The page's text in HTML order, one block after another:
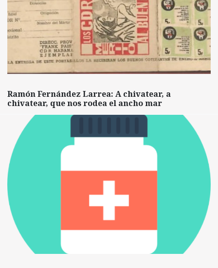
Ramón Fernández Larrea: A chivatear, a
chivatear, que nos rodea el ancho mar